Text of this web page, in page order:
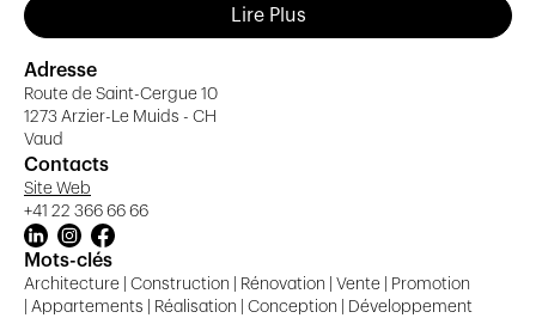
collaborateurs d'Atelier94 Architecture SA ont à cœur
d'établir une relation solide et harmonieuse avec leurs
clients, basée sur l'écoute, la compréhension et le
dialogue. Leur plus grande satisfaction est de découvrir
le plaisir de leurs clients prenant possession de leur
nouvel habitat.
Lire Plus
Adresse
Route de Saint-Cergue 10
1273 Arzier-Le Muids - CH
Vaud
Contacts
Site Web
+41 22 366 66 66
Mots-clés
Architecture | Construction | Rénovation | Vente | Promotion
| Appartements | Réalisation | Conception | Développement